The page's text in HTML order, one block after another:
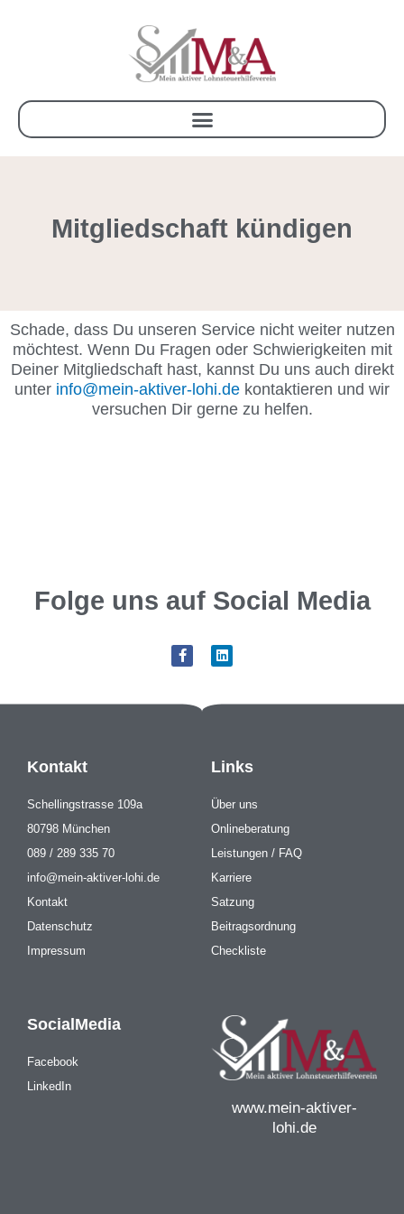
Mitgliedschaft kündigen
Schade, dass Du unseren Service nicht weiter nutzen
möchtest. Wenn Du Fragen oder Schwierigkeiten mit
Deiner Mitgliedschaft hast, kannst Du uns auch direkt
unter info@mein-aktiver-lohi.de kontaktieren und wir
versuchen Dir gerne zu helfen.
Folge uns auf Social Media
F
a
b
L
i
e
Kontakt
Schellingstrasse 109a
80798 München
089 / 289 335 70
info@mein-aktiver-lohi.de
Kontakt
Datenschutz
Impressum
Links
Über uns
Onlineberatung
Leistungen / FAQ
Karriere
Satzung
Beitragsordnung
Checkliste
SocialMedia
Facebook
LinkedIn
www.mein-aktiver-
lohi.de